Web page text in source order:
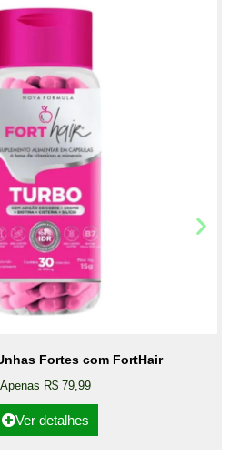
Fortes com FortHair
Apenas R$ 79,99
Ver detalhes